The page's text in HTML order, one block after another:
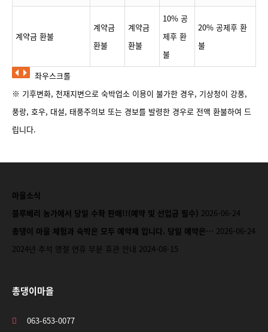
계약금 환불
계약금
환불
계약금
환불
10% 공
제후 환
불
20% 공제후 환
불
좌우스크롤
※ 기후변화, 천재지변으로 숙박업소 이용이 불가한 경우, 기상청이 강풍,
풍랑, 호우, 대설, 태풍주의보 또는 경보를 발령한 경우로 전액 환불하여 드
립니다.
마을소식
블루베리 농가에서 당일 수확 판매!!(예약 및 선입금 필수) 2026-06-24
총댕이 마을 체험과 숙박은 모두 예약제 입니다. 당일 예약은… 2026-06-24
2024년 추석 명절 연휴 부분 휴관 안내 2024-08-15
총댕이마을
063-653-0077